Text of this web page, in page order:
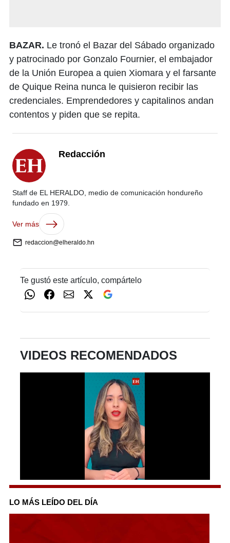
BAZAR. Le tronó el Bazar del Sábado organizado
y patrocinado por Gonzalo Fournier, el embajador
de la Unión Europea a quien Xiomara y el farsante
de Quique Reina nunca le quisieron recibir las
credenciales. Emprendedores y capitalinos andan
contentos y piden que se repita.
Redacción
Staff de EL HERALDO, medio de comunicación hondureño
fundado en 1979.
Ver más
redaccion@elheraldo.hn
Te gustó este artículo, compártelo
VIDEOS RECOMENDADOS
0
of
56
seconds
LO MÁS LEÍDO DEL DÍA